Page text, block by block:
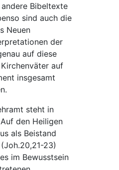
Bibeltexte
sind auch die
Neuen
der
auf diese
auf
insgesamt
steht in
den Heiligen
als Beistand
23)
im Bewusstsein